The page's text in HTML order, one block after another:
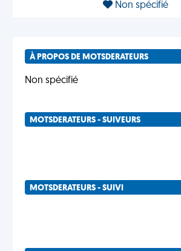
Non spécifié
À PROPOS DE MOTSDERATEURS
Non spécifié
MOTSDERATEURS - SUIVEURS
MOTSDERATEURS - SUIVI